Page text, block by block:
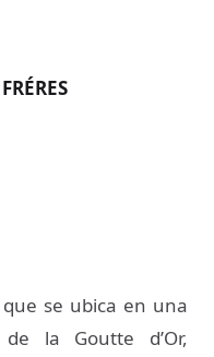
se ubica en una
la Goutte d’Or,